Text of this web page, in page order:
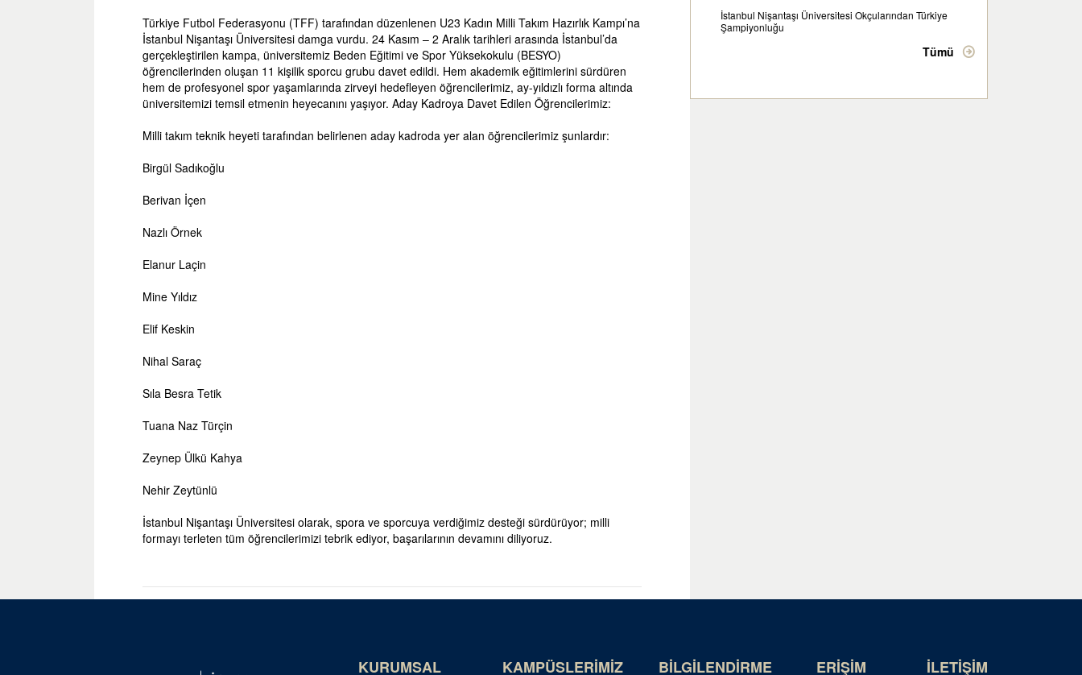
Türkiye Futbol Federasyonu (TFF) tarafından düzenlenen U23 Kadın Milli Takım Hazırlık Kampı’na
İstanbul Nişantaşı Üniversitesi damga vurdu. 24 Kasım – 2 Aralık tarihleri arasında İstanbul’da
gerçekleştirilen kampa, üniversitemiz Beden Eğitimi ve Spor Yüksekokulu (BESYO)
öğrencilerinden oluşan 11 kişilik sporcu grubu davet edildi. Hem akademik eğitimlerini sürdüren
hem de profesyonel spor yaşamlarında zirveyi hedefleyen öğrencilerimiz, ay-yıldızlı forma altında
üniversitemizi temsil etmenin heyecanını yaşıyor. Aday Kadroya Davet Edilen Öğrencilerimiz:
Milli takım teknik heyeti tarafından belirlenen aday kadroda yer alan öğrencilerimiz şunlardır:
Birgül Sadıkoğlu
Berivan İçen
Nazlı Örnek
Elanur Laçin
Mine Yıldız
Elif Keskin
Nihal Saraç
Sıla Besra Tetik
Tuana Naz Türçin
Zeynep Ülkü Kahya
Nehir Zeytünlü
İstanbul Nişantaşı Üniversitesi olarak, spora ve sporcuya verdiğimiz desteği sürdürüyor; milli
formayı terleten tüm öğrencilerimizi tebrik ediyor, başarılarının devamını diliyoruz.
İstanbul Nişantaşı Üniversitesi Okçularından Türkiye
Şampiyonluğu
Tümü
KURUMSAL KAMPÜSLERİMİZ BİLGİLENDİRME ERİŞİM İLETİŞİM